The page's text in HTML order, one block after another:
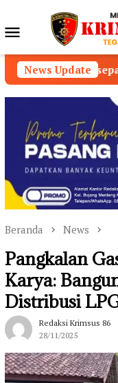
konten Menu
Mobile
News Update
LSM RIB
Beranda News
Pangkalan
Karya:
Distribusi
Redaksi Krimsus 86
28/11/2025